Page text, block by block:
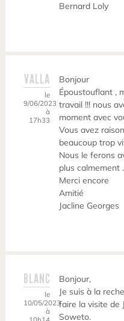
Bernard Loly
VALLA
le
9/06/2023
à
17h33
Bonjour
Époustouflant ,
travail !!! nous
moment avec
Vous avez
beaucoup trop
Nous le ferons
plus calmement .
Merci encore
Amitié
Jacline Georges
BLANC
le
10/05/2023
à
Bonjour,
Je suis à la
faire la visite de
Soweto.